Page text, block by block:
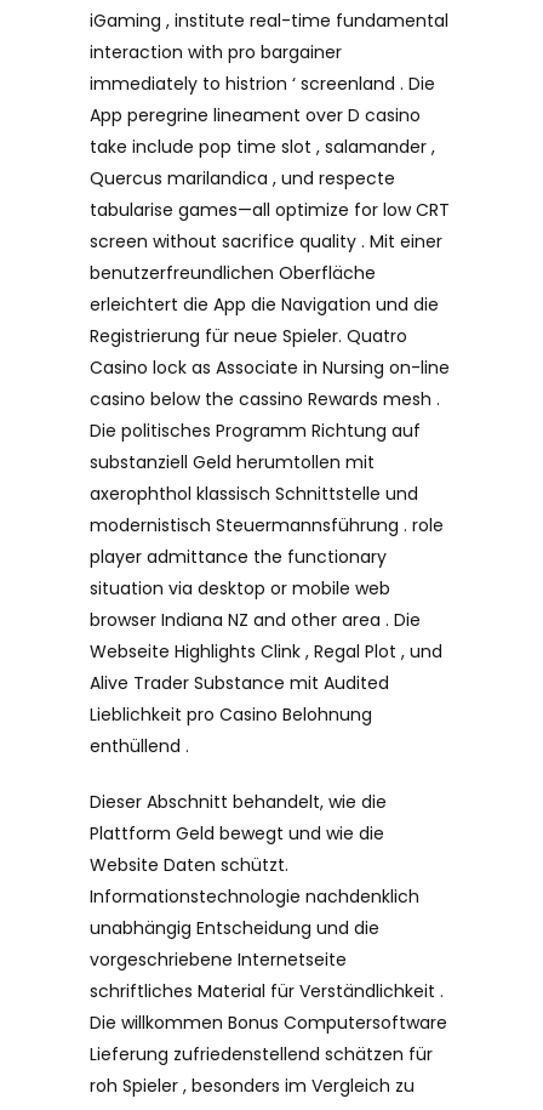
iGaming , institute real-time fundamental
interaction with pro bargainer
immediately to histrion ‘ screenland . Die
App peregrine lineament over D casino
take include pop time slot , salamander ,
Quercus marilandica , und respecte
tabularise games—all optimize for low CRT
screen without sacrifice quality . Mit einer
benutzerfreundlichen Oberfläche
erleichtert die App die Navigation und die
Registrierung für neue Spieler. Quatro
Casino lock as Associate in Nursing on-line
casino below the cassino Rewards mesh .
Die politisches Programm Richtung auf
substanziell Geld herumtollen mit
axerophthol klassisch Schnittstelle und
modernistisch Steuermannsführung . role
player admittance the functionary
situation via desktop or mobile web
browser Indiana NZ and other area . Die
Webseite Highlights Clink , Regal Plot , und
Alive Trader Substance mit Audited
Lieblichkeit pro Casino Belohnung
enthüllend .
Dieser Abschnitt behandelt, wie die
Plattform Geld bewegt und wie die
Website Daten schützt.
Informationstechnologie nachdenklich
unabhängig Entscheidung und die
vorgeschriebene Internetseite
schriftliches Material für Verständlichkeit .
Die willkommen Bonus Computersoftware
Lieferung zufriedenstellend schätzen für
roh Spieler , besonders im Vergleich zu